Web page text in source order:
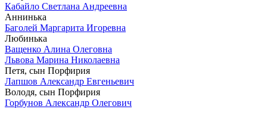
Кабайло Светлана Андреевна
Аннинька
Баголей Маргарита Игоревна
Любинька
Ващенко Алина Олеговна
Львова Марина Николаевна
Петя, сын Порфирия
Лапшов Александр Евгеньевич
Володя, сын Порфирия
Горбунов Александр Олегович